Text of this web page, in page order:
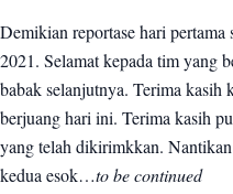
Demikian reportase hari
2021. Selamat kepada tim yang
babak selanjutnya. Terima kasih
berjuang hari ini. Terima kasih
yang telah dikirimkkan.
kedua esok…to be continued